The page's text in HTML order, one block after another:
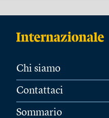
Chi siamo
Contattaci
Sommario